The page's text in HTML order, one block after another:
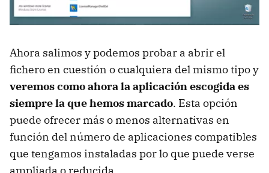
Ahora salimos y podemos probar a abrir el
fichero en cuestión o cualquiera del mismo tipo y
veremos como ahora la aplicación escogida es
siempre la que hemos marcado. Esta opción
puede ofrecer más o menos alternativas en
función del número de aplicaciones compatibles
que tengamos instaladas por lo que puede verse
ampliada o reducida.